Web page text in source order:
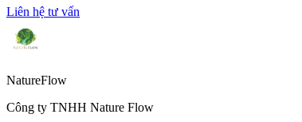
Liên hệ tư vấn
NatureFlow
Công ty TNHH Nature Flow